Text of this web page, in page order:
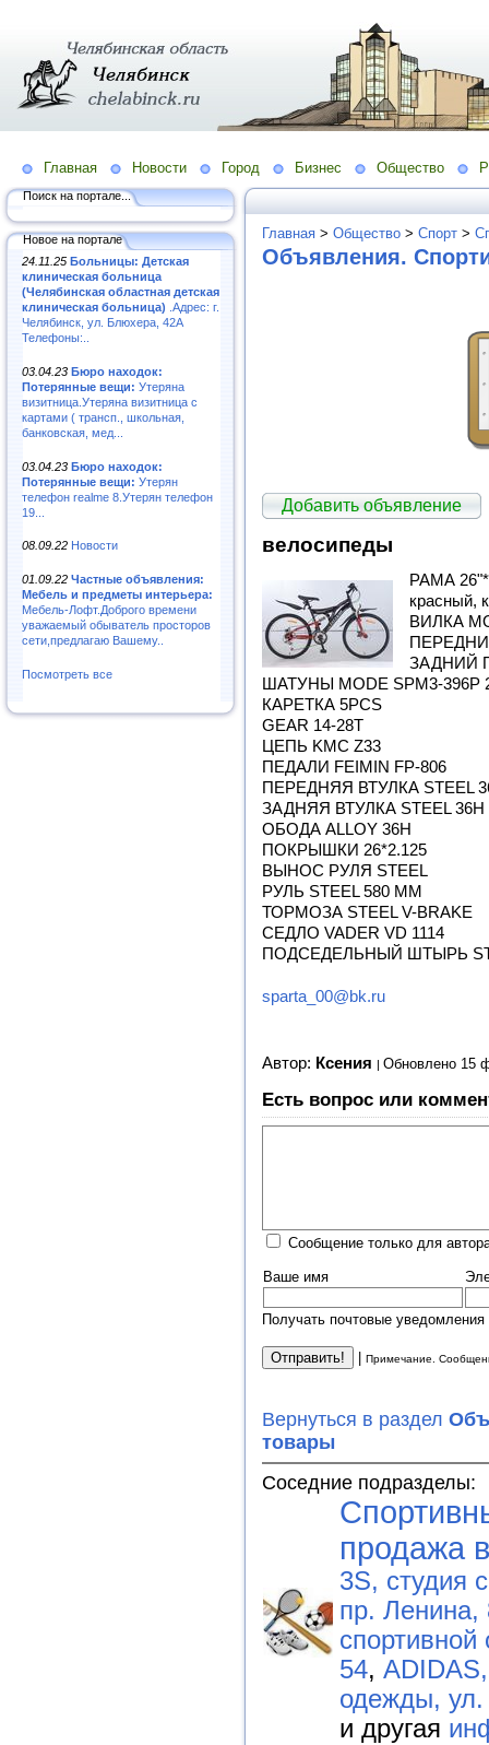
Главная Новости Город Бизнес Общество
Поиск на портале...
Новое на портале
24.11.25 Больницы: Детская
клиническая больница
(Челябинская областная детская
клиническая больница) .Адрес: г.
Челябинск, ул. Блюхера, 42А
Телефоны:..
03.04.23 Бюро находок:
Потерянные вещи: Утеряна
визитница.Утеряна визитница с
картами ( трансп., школьная,
банковская, мед...
03.04.23 Бюро находок:
Потерянные вещи: Утерян
телефон realme 8.Утерян телефон
19...
08.09.22 Новости
01.09.22 Частные объявления:
Мебель и предметы интерьера:
Мебель-Лофт.Доброго времени
уважаемый обыватель просторов
сети,предлагаю Вашему..
Посмотреть все
Главная > Общество > Спорт >
Объявления.
Добавить объявление
велосипеды
РАМА
красный,
ВИЛКА
ЗАДНИЙ
ШАТУНЫ MODE SPM3-396P
КАРЕТКА 5PCS
GEAR 14-28T
ЦЕПЬ KMC Z33
ПЕДАЛИ FEIMIN FP-806
ПЕРЕДНЯЯ ВТУЛКА STEEL
ЗАДНЯЯ ВТУЛКА STEEL 36H
ОБОДА ALLOY 36H
ПОКРЫШКИ 26*2.125
ВЫНОС РУЛЯ STEEL
РУЛЬ STEEL 580 MM
ТОРМОЗА STEEL V-BRAKE
СЕДЛО VADER VD 1114
ПОДСЕДЕЛЬНЫЙ ШТЫРЬ
sparta_00@bk.ru
Автор: Ксения Обновлено 15
Есть вопрос или
Сообщение только для
Ваше имя
Получать почтовые
Примечание.
Вернуться в раздел
товары
Соседние подразделы:
продажа
3S, студия
пр. Ленина,
54,
одежды, ул.
и другая